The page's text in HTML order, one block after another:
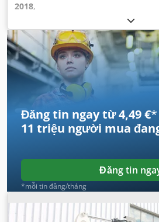
2018,
Đăng tin ngay từ 4,49 €*
11 triệu người mua
Đăng tin
*mỗi tin đăng/tháng